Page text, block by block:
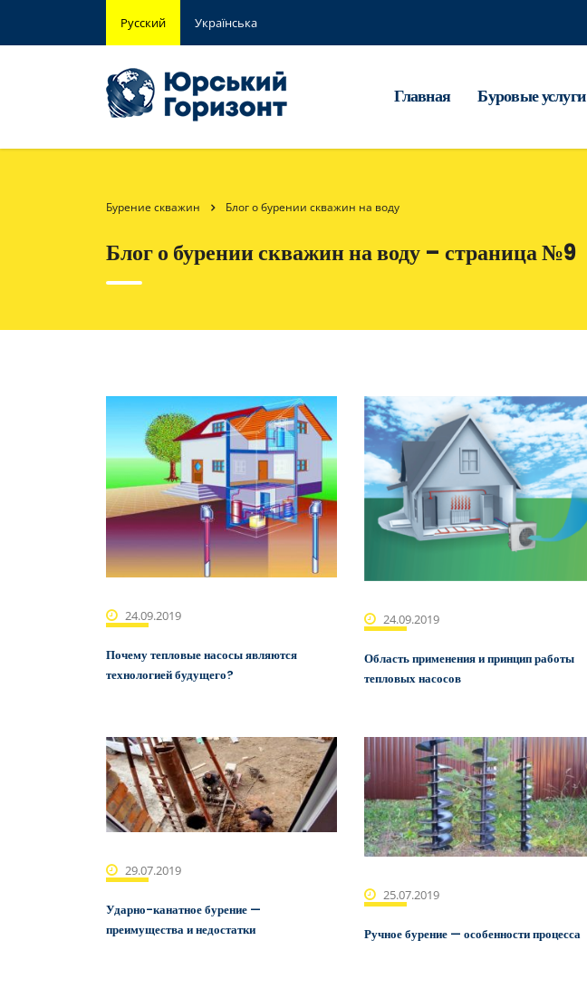
Русский Українська
Главная Буровые услуги
Бурение скважин Блог о бурении скважин на воду
Блог о бурении скважин на воду – страница №9
24.09.2019
Почему тепловые насосы являются
технологией будущего?
24.09.2019
Область применения и принцип работы
тепловых насосов
29.07.2019
Ударно-канатное бурение —
преимущества и недостатки
25.07.2019
Ручное бурение — особенности процесса